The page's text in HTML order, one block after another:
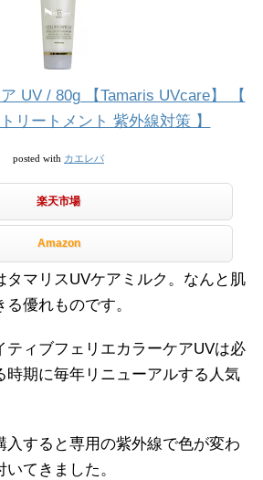
UV / 80g 【Tamaris UVcare】 【
リートメント 紫外線対策 】
posted with カエレバ
楽天市場
Amazon
タマリスUVケアミルク。なんと肌
優れものです。
ティブフェリエカラーケアUVは必
時期に毎年リニューアルする人気
入すると専用の紫外線で色が変わ
てきました。